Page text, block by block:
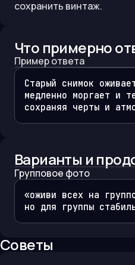
сохранить винтаж.
Что примерно
Пример ответа
Старый снимок
медленно моргает и
сохраняя черты и
Варианты и
Групповое фото
«оживи всех на
но для группы
Советы